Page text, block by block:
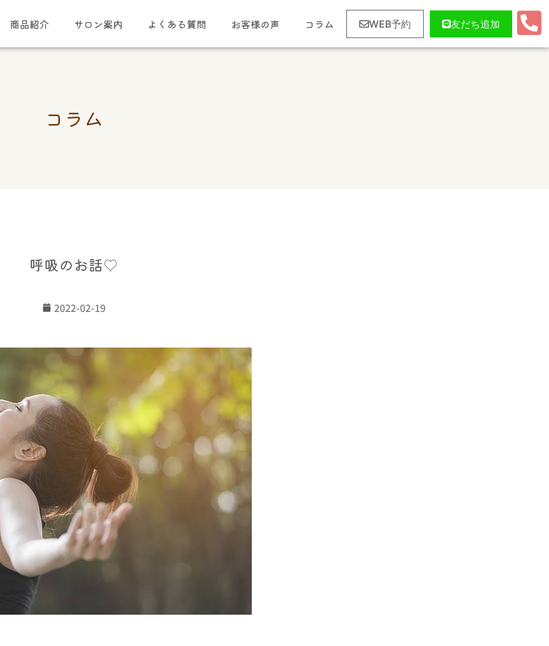
商品紹介 サロン案内 よくある質問 お客様の声 コラム WEB予約 友だち追加
コラム
呼吸のお話♡
2022-02-19